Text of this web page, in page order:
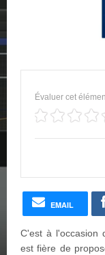
Évaluer cet
EMAIL
C'est à l'occasion
est fière de